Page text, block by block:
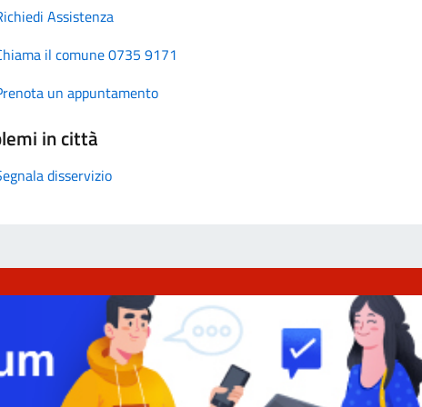
Assistenza
il comune 0735 9171
un appuntamento
in città
disservizio